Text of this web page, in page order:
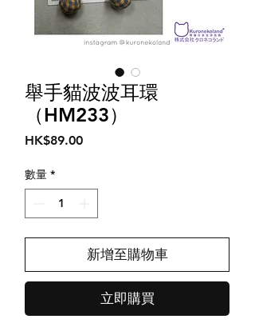
舉手貓波波耳環
（HM233）
HK$89.00價
數量 *
新增至購物車
立即購買